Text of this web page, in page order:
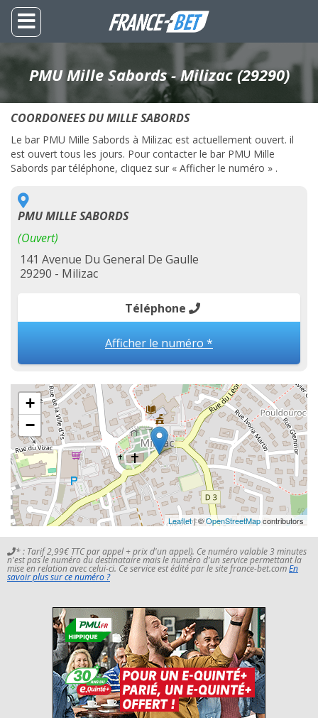
PMU Mille Sabords - Milizac (29290)
COORDONEES DU MILLE SABORDS
Le bar PMU Mille Sabords à Milizac est actuellement ouvert. il
est ouvert tous les jours. Pour contacter le bar PMU Mille
Sabords par téléphone, cliquez sur « Afficher le numéro » .
PMU MILLE SABORDS
(Ouvert)
141 Avenue Du General De Gaulle
29290 - Milizac
Téléphone
Afficher le numéro *
+
−
Leaflet| ©OpenStreetMapcontributors
* : Tarif 2,99€ TTC par appel + prix d'un appel). Ce numéro valable 3 minutes
n'est pas le numéro du destinataire mais le numéro d'un service permettant la
mise en relation avec celui-ci. Ce service est édité par le site france-bet.comEn
savoir plus sur ce numéro ?